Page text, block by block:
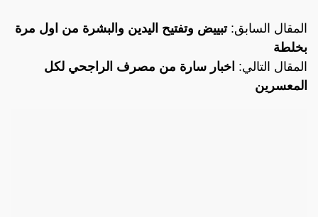
المقال السابق:تبييض وتفتيح اليدين والبشرة من اول مرة
بخلطة
المقال التالي: اخبار سارة من مصرف الراجحي لكل
المعسرين